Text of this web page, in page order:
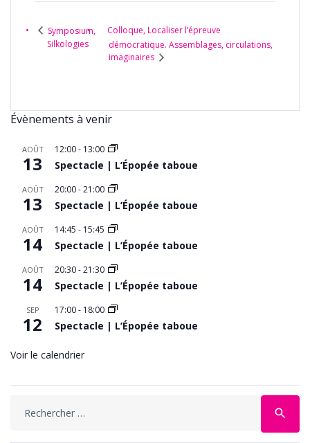
Symposium,
Silkologies
Colloque, Localiser l’épreuve
démocratique. Assemblages, circulations,
imaginaires
Évènements à venir
AOÛT
13
12:00- 13:00
Spectacle | L’Épopée taboue
AOÛT
13
20:00-21:00
Spectacle | L’Épopée taboue
AOÛT
14
14:45 - 15:45
Spectacle | L’Épopée taboue
AOÛT
14
20:30-21:30
Spectacle | L’Épopée taboue
SEP
12
17:00- 18:00
Spectacle | L’Épopée taboue
Voir le calendrier
search